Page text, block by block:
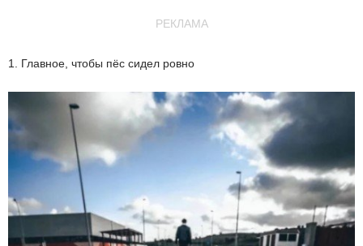
РЕКЛАМА
1. Главное, чтобы пёс сидел ровно